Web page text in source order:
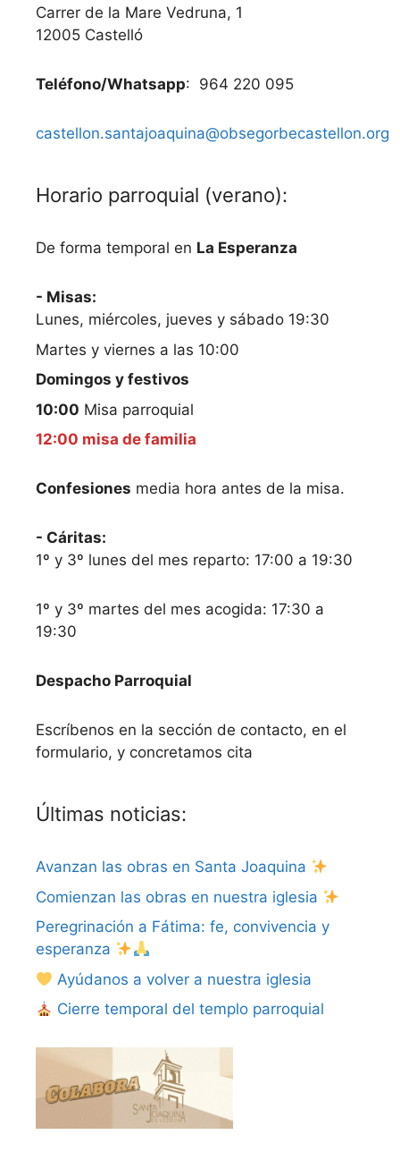
Carrer de la Mare Vedruna, 1
12005 Castelló
Teléfono/Whatsapp: 964 220 095
castellon.santajoaquina@obsegorbecastellon.org
Horario parroquial (verano):
De forma temporal en La Esperanza
- Misas:
Lunes, miércoles, jueves y sábado 19:30
Martes y viernes a las 10:00
Domingos y festivos
10:00 Misa parroquial
12:00 misa de familia
Confesiones media hora antes de la misa.
- Cáritas:
1º y 3º lunes del mes reparto: 17:00 a 19:30
1º y 3º martes del mes acogida: 17:30 a
19:30
Despacho Parroquial
Escríbenos en la sección de contacto, en el
formulario, y concretamos cita
Últimas noticias:
Avanzan las obras en Santa Joaquina
Comienzan las obras en nuestra iglesia
Peregrinación a Fátima: fe, convivencia y
esperanza
Ayúdanos a volver a nuestra iglesia
Cierre temporal del templo parroquial